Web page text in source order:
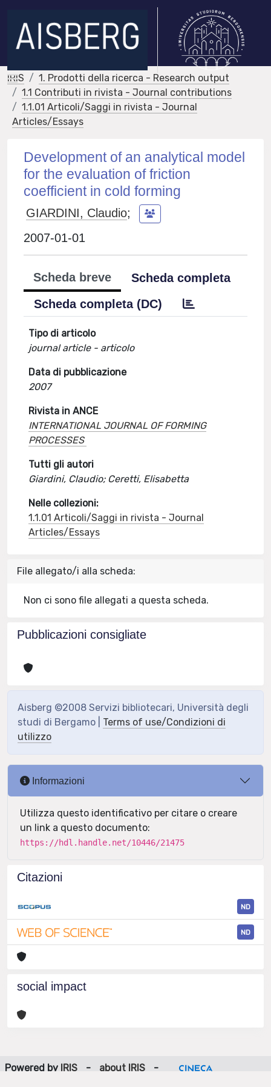
IRIS
1. Prodotti della ricerca - Research output
1.1 Contributi in rivista - Journal contributions
1.1.01 Articoli/Saggi in rivista - Journal
Articles/Essays
Development of an analytical model
for the evaluation of friction
coefficient in cold forming
GIARDINI, Claudio;
2007-01-01
Scheda breve
Scheda completa
Scheda completa (DC)
Tipo di articolo
journal article - articolo
Data di pubblicazione
2007
Rivista in ANCE
INTERNATIONAL JOURNAL OF FORMING
PROCESSES
Tutti gli autori
Giardini, Claudio; Ceretti, Elisabetta
Nelle collezioni:
1.1.01 Articoli/Saggi in rivista - Journal
Articles/Essays
File allegato/i alla scheda:
Non ci sono file allegati a questa scheda.
Pubblicazioni consigliate
Aisberg ©2008 Servizi bibliotecari, Università degli
studi di Bergamo | Terms of use/Condizioni di
utilizzo
Informazioni
Utilizza questo identificativo per citare o creare
un link a questo documento:
https://hdl.handle.net/10446/21475
Citazioni
ND
ND
social impact
Powered by IRIS - about IRIS
-